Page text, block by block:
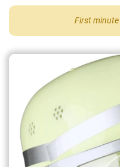
First minute